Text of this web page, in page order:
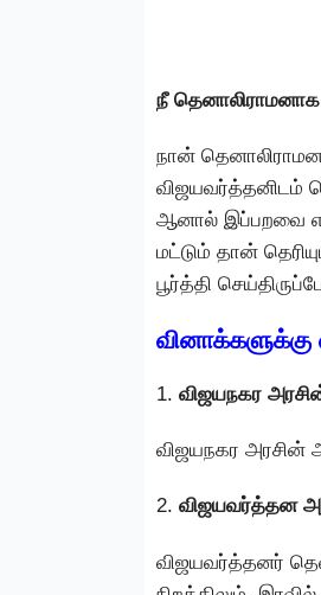
நீ தெனாலிராமனாக
நான்
விஜயவர்த்தனிடம்
ஆனால் இப்பறவை
மட்டும் தான்
பூர்த்தி
வினாக்களுக்கு
1. விஜயநகர
விஜயநகர அரசின்
2. விஜயவர்த்தன
விஜயவர்த்தனர்